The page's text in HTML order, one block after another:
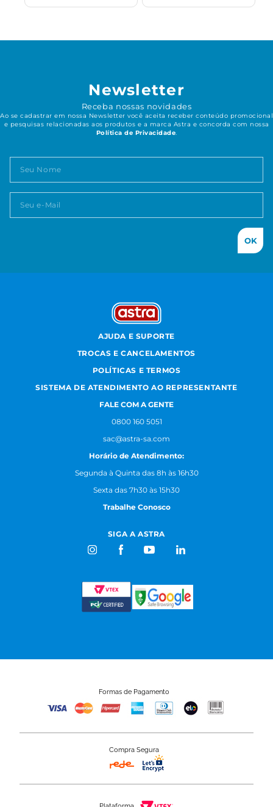
Newsletter
Receba nossas novidades
Ao se cadastrar em nossa Newsletter você aceita receber conteúdo promocional
e pesquisas relacionadas aos produtos e a marca Astra e concorda com nossa
Política de Privacidade.
OK
AJUDA E SUPORTE
TROCAS E CANCELAMENTOS
POLÍTICAS E TERMOS
SISTEMA DE ATENDIMENTO AO REPRESENTANTE
FALE COM A GENTE
0800 160 5051
sac@astra-sa.com
Horário de Atendimento:
Segunda à Quinta das 8h às 16h30
Sexta das 7h30 às 15h30
Trabalhe Conosco
SIGA A ASTRA
Formas de Pagamento
Compra Segura